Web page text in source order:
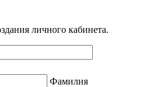
личного кабинета.
Фамилия